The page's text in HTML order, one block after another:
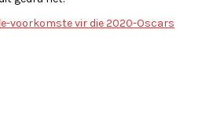
voorkomste vir die 2020-Oscars